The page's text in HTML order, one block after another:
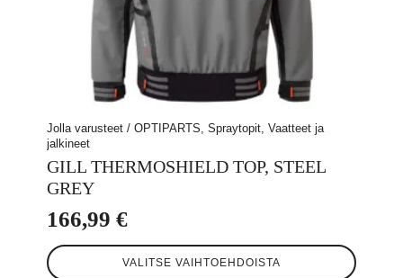
Jolla varusteet / OPTIPARTS, Spraytopit, Vaatteet ja
jalkineet
GILL THERMOSHIELD TOP, STEEL
GREY
166,99 €
VALITSE VAIHTOEHDOISTA
Tällä
tuotteella